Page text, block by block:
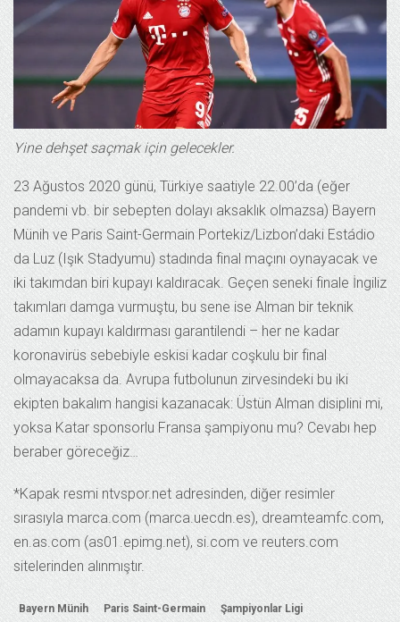
Yine dehşet saçmak için gelecekler.
23 Ağustos 2020 günü, Türkiye saatiyle 22.00’da (eğer
pandemi vb. bir sebepten dolayı aksaklık olmazsa) Bayern
Münih ve Paris Saint-Germain Portekiz/Lizbon’daki Estádio
da Luz (Işık Stadyumu) stadında final maçını oynayacak ve
iki takımdan biri kupayı kaldıracak. Geçen seneki finale İngiliz
takımları damga vurmuştu, bu sene ise Alman bir teknik
adamın kupayı kaldırması garantilendi – her ne kadar
koronavirüs sebebiyle eskisi kadar coşkulu bir final
olmayacaksa da. Avrupa futbolunun zirvesindeki bu iki
ekipten bakalım hangisi kazanacak: Üstün Alman disiplini mi,
yoksa Katar sponsorlu Fransa şampiyonu mu? Cevabı hep
beraber göreceğiz…
*Kapak resmi ntvspor.net adresinden, diğer resimler
sırasıyla marca.com (marca.uecdn.es), dreamteamfc.com,
en.as.com (as01.epimg.net), si.com ve reuters.com
sitelerinden alınmıştır.
Bayern Münih Paris Saint-Germain Şampiyonlar Ligi